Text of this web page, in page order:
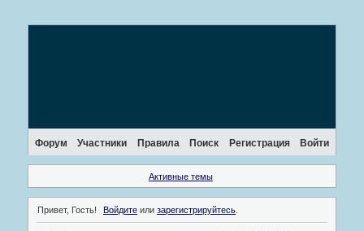
Форум Участники Правила Поиск Регистрация Войти
Активные темы
Привет, Гость! Войдите илизарегистрируйтесь